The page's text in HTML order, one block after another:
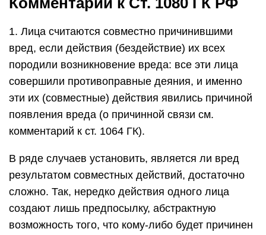
1. Лица считаются совместно причинившими
вред, если действия (бездействие) их всех
породили возникновение вреда: все эти лица
совершили противоправные деяния, и именно
эти их (совместные) действия явились причиной
появления вреда (о причинной связи см.
комментарий к ст. 1064 ГК).
В ряде случаев установить, является ли вред
результатом совместных действий, достаточно
сложно. Так, нередко действия одного лица
создают лишь предпосылку, абстрактную
возможность того, что кому-либо будет причинен